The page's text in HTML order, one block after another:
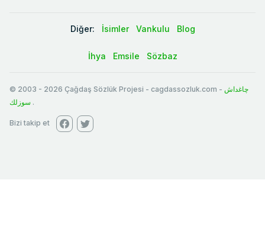
Diğer: İsimler Vankulu Blog
İhya Emsile Sözbaz
© 2003 - 2026 Çağdaş Sözlük Projesi - cagdassozluk.com - چاغداش
سوزلك .
Bizi takip et